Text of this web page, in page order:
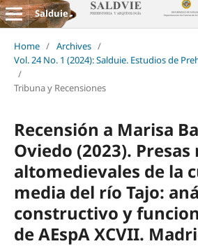
Salduie
Home / Archives /
Vol. 24 No. 1 (2024): Salduie. Estudios de
/
Tribuna y Recensiones
Recensión a Marisa
Oviedo (2023).
altomedievales de la
media del río Tajo:
constructivo y
de AEspA XCVII.